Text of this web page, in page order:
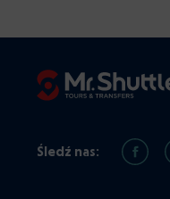
Śledź nas: